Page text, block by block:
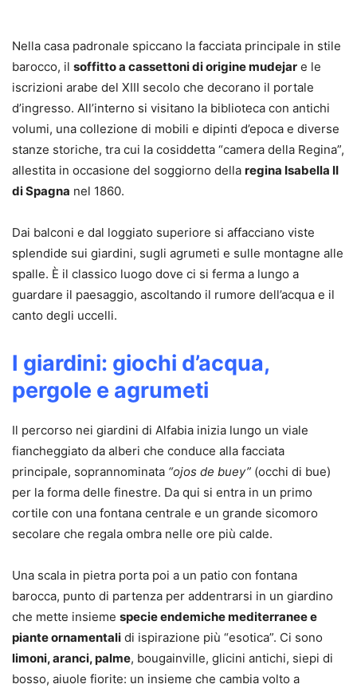
Nella casa padronale spiccano la facciata principale in stile
barocco, il soffitto a cassettoni di origine mudejar e le
iscrizioni arabe del XIII secolo che decorano il portale
d’ingresso. All’interno si visitano la biblioteca con antichi
volumi, una collezione di mobili e dipinti d’epoca e diverse
stanze storiche, tra cui la cosiddetta “camera della Regina”,
allestita in occasione del soggiorno della regina Isabella II
di Spagna nel 1860.
Dai balconi e dal loggiato superiore si affacciano viste
splendide sui giardini, sugli agrumeti e sulle montagne alle
spalle. È il classico luogo dove ci si ferma a lungo a
guardare il paesaggio, ascoltando il rumore dell’acqua e il
canto degli uccelli.
I giardini: giochi d’acqua,
pergole e agrumeti
Il percorso nei giardini di Alfabia inizia lungo un viale
fiancheggiato da alberi che conduce alla facciata
principale, soprannominata “ojos de buey” (occhi di bue)
per la forma delle finestre. Da qui si entra in un primo
cortile con una fontana centrale e un grande sicomoro
secolare che regala ombra nelle ore più calde.
Una scala in pietra porta poi a un patio con fontana
barocca, punto di partenza per addentrarsi in un giardino
che mette insieme specie endemiche mediterranee e
piante ornamentali di ispirazione più “esotica”. Ci sono
limoni, aranci, palme, bougainville, glicini antichi, siepi di
bosso, aiuole fiorite: un insieme che cambia volto a